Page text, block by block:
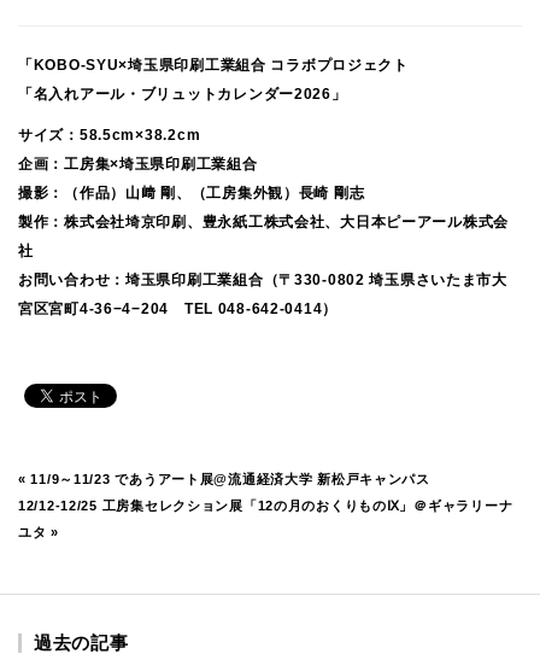
「KOBO-SYU×埼玉県印刷工業組合 コラボプロジェクト
「名入れアール・ブリュットカレンダー2026」
サイズ：58.5cm×38.2cm
企画：工房集×埼玉県印刷工業組合
撮影：（作品）山﨑 剛、（工房集外観）長崎 剛志
製作：株式会社埼京印刷、豊永紙工株式会社、大日本ピーアール株式会
社
お問い合わせ：埼玉県印刷工業組合（〒330-0802 埼玉県さいたま市大
宮区宮町4-36−4−204 TEL 048-642-0414）
«11/9～11/23 であうアート展@流通経済大学 新松戸キャンパス
12/12-12/25 工房集セレクション展「12の月のおくりものⅨ」＠ギャラリーナ
ユタ »
過去の記事